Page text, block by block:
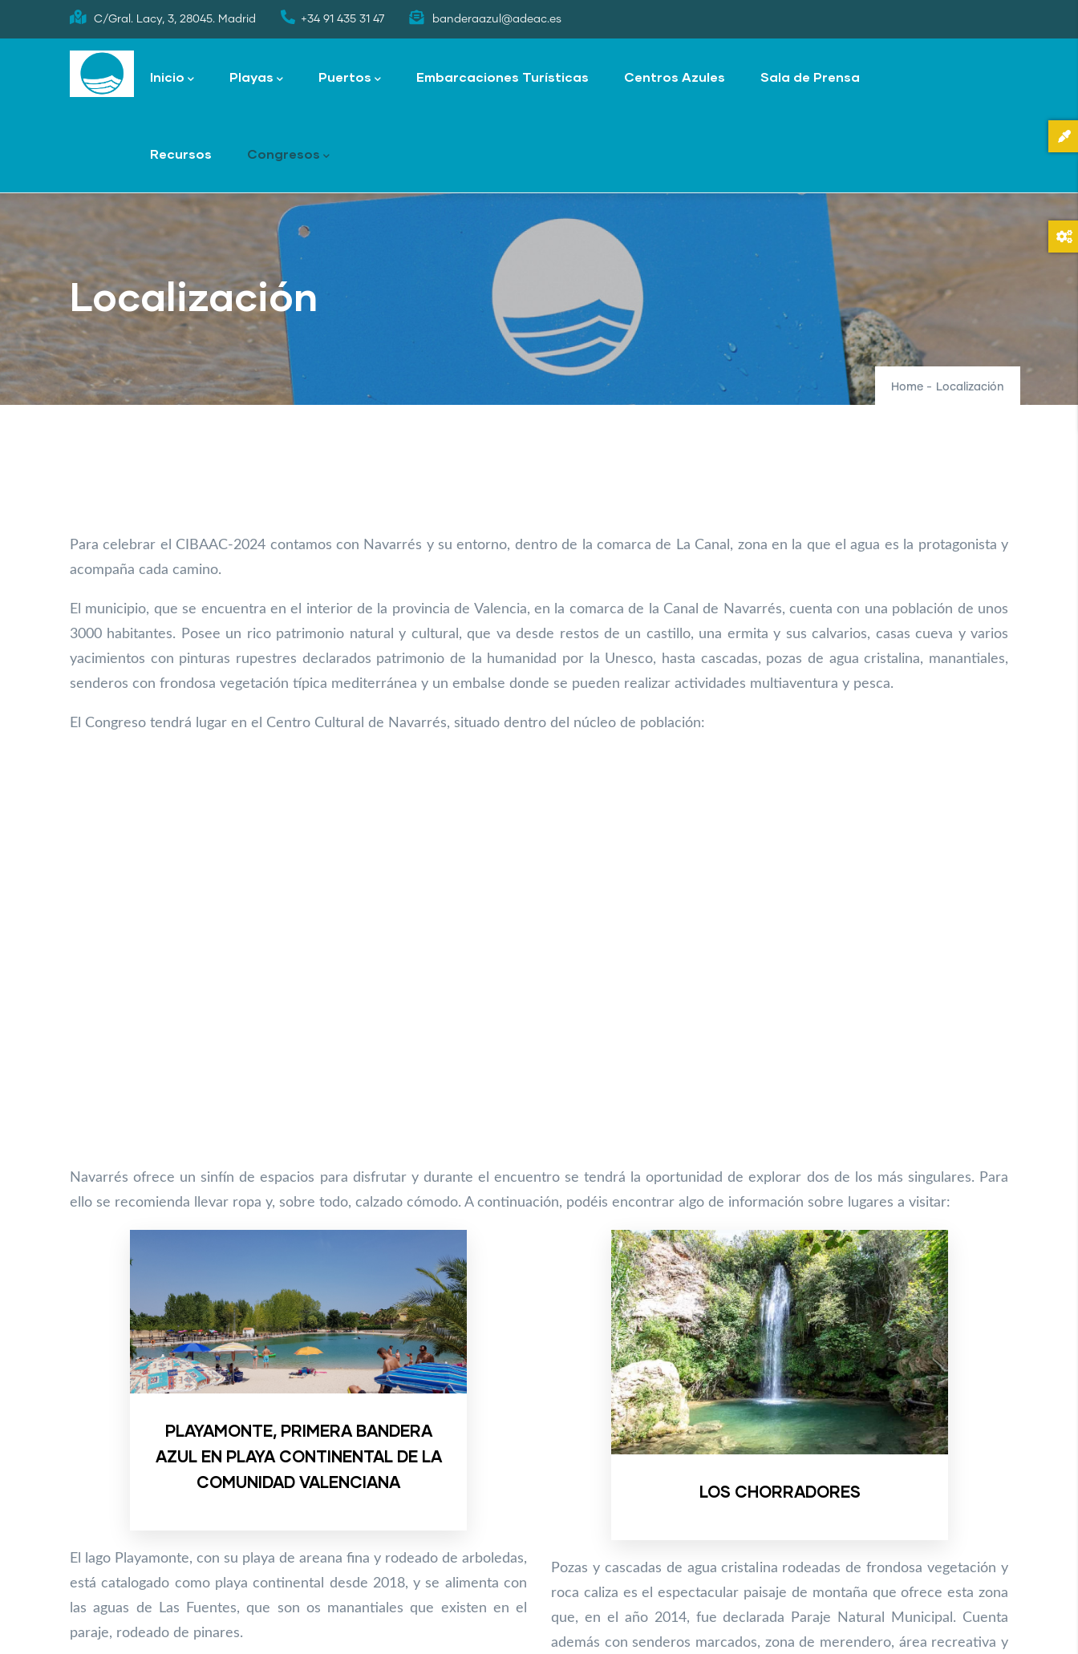
to
C/Gral. Lacy, 3, 28045. Madrid +34 91 435 31 47 banderaazul@adeac.es
navigation
Inicio Playas Puertos Embarcaciones Turísticas Centros Azules Sala de Prensa
Recursos Congresos
Localización
Home - Localización
Para celebrar el CIBAAC-2024 contamos con Navarrés y su entorno, dentro de la comarca de La Canal, zona en la que el agua es la protagonista y
acompaña cada camino.
El municipio, que se encuentra en el interior de la provincia de Valencia, en la comarcade la Canal de Navarrés, cuenta con una población de unos
3000 habitantes. Posee un rico patrimonio natural y cultural, que va desde restos de un castillo, una ermita y suscalvarios, casas cueva y varios
yacimientos con pinturas rupestres declarados patrimonio de la humanidad por la Unesco, hasta cascadas, pozas de agua cristalina, manantiales,
senderos con frondosa vegetación típica mediterránea y un embalse donde se pueden realizar actividades multiaventura y pesca.
El Congreso tendrá lugar en el Centro Cultural de Navarrés, situado dentro del núcleo de población:
Navarrés ofrece un sinfín de espacios para disfrutar y durante el encuentro se tendrá la oportunidad de explorar dos de los más singulares. Para
ello se recomienda llevar ropa y, sobre todo, calzado cómodo. A continuación, podéis encontrar algo de información sobre lugares a visitar:
PLAYAMONTE, PRIMERA BANDERA
AZUL EN PLAYA CONTINENTAL DE LA
COMUNIDAD VALENCIANA
El lago Playamonte, con su playa de areana fina y rodeado de arboledas,
está catalogado como playa continental desde 2018, y se alimenta con
las aguas de Las Fuentes, que son os manantiales que existen en el
paraje, rodeado de pinares.
LOS CHORRADORES
Pozas y cascadas de agua cristalina rodeadas de frondosa vegetación y
roca caliza es el espectacular paisaje de montaña que ofrece esta zona
que, en el año 2014, fue declarada Paraje Natural Municipal. Cuenta
además con senderos marcados, zona de merendero, área recreativa y